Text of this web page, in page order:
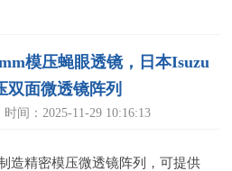
模压蝇眼透镜，日本Isuzu
双面微透镜阵列
间：2025-11-29 10:16:13
造精密模压微透镜阵列，可提供